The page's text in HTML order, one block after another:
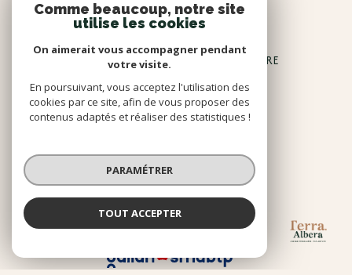
TERRA ALBERA
34 rue National 66690
13 place Jean Jaurès 66190 COLLIOURE
04.68.85.20.99
contact@terra-albera.com
NOUS
Adhérents
Comme beaucoup, notre site
utilise les cookies
On aimerait vous accompagner pendant
votre visite.
En poursuivant, vous acceptez l'utilisation des
cookies par ce site, afin de vous proposer des
contenus adaptés et réaliser des statistiques !
PARAMÉTRER
TOUT ACCEPTER